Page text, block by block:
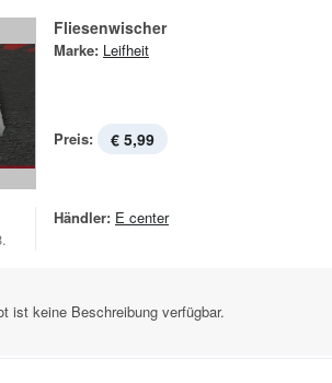
Fliesenwischer
Marke: Leifheit
Preis: € 5,99
Händler: E center
ist keine Beschreibung verfügbar.